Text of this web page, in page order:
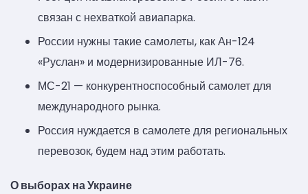
связан с нехваткой авиапарка.
России нужны такие самолеты, как Ан-124
«Руслан» и модернизированные ИЛ-76.
МС-21 — конкурентноспособный самолет для
международного рынка.
Россия нуждается в самолете для региональных
перевозок, будем над этим работать.
О выборах на Украине